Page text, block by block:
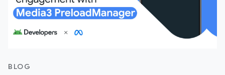
BLOG